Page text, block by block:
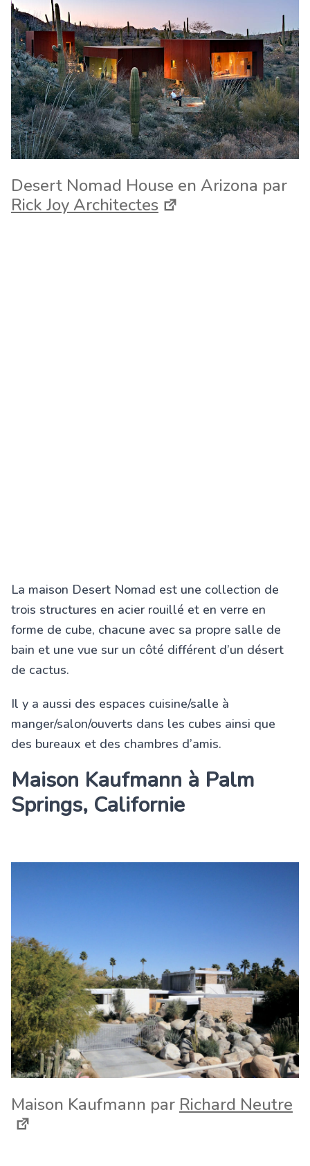
Desert Nomad House en Arizona par
Rick Joy Architectes
La maison Desert Nomad est une collection de
trois structures en acier rouillé et en verre en
forme de cube, chacune avec sa propre salle de
bain et une vue sur un côté différent d’un désert
de cactus.
Il y a aussi des espaces cuisine/salle à
manger/salon/ouverts dans les cubes ainsi que
des bureaux et des chambres d’amis.
Maison Kaufmann à Palm
Springs, Californie
Maison Kaufmann par Richard Neutre